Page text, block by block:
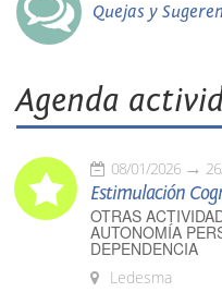
Quejas y
Agenda
08/01/2026
Estimulación
OTRAS
AUTONOMÍA
DEPENDENCIA
Ledesma